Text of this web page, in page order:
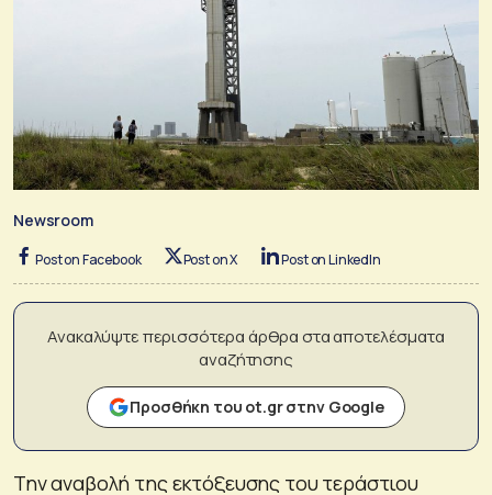
Newsroom
Post on Facebook Post on X Post on LinkedIn
Ανακαλύψτε περισσότερα άρθρα στα αποτελέσματα
αναζήτησης
Προσθήκη του ot.gr στην Google
Την αναβολή της εκτόξευσης του τεράστιου